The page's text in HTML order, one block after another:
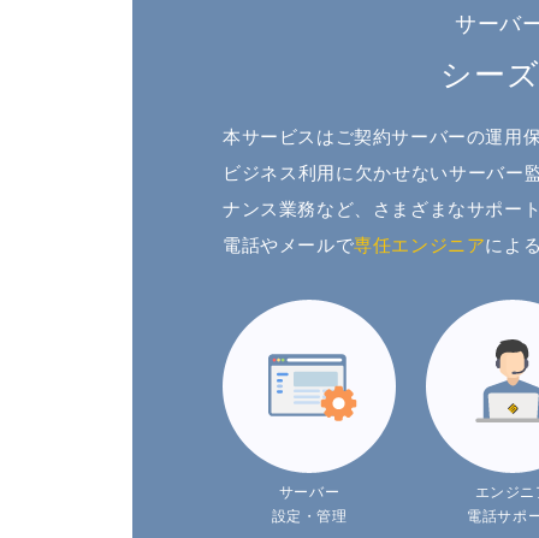
サーバ
シー
本サービスはご契約サーバーの運用
ビジネス利用に欠かせないサーバー
ナンス業務など、さまざまなサポー
電話やメールで専任エンジニアによ
サーバー
設定・管理
エンジニ
電話サポ